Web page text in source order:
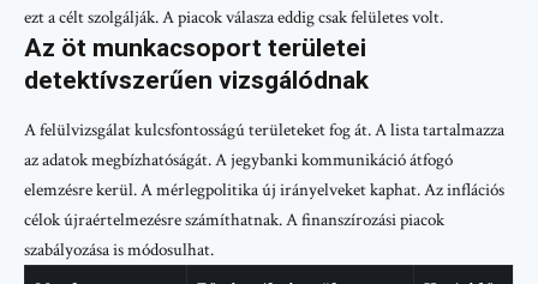
ezt a célt szolgálják. A piacok válasza eddig csak felületes volt.
Az öt munkacsoport területei
detektívszerűen vizsgálódnak
A felülvizsgálat kulcsfontosságú területeket fog át. A lista tartalmazza
az adatok megbízhatóságát. A jegybanki kommunikáció átfogó
elemzésre kerül. A mérlegpolitika új irányelveket kaphat. Az inflációs
célok újraértelmezésre számíthatnak. A finanszírozási piacok
szabályozása is módosulhat.